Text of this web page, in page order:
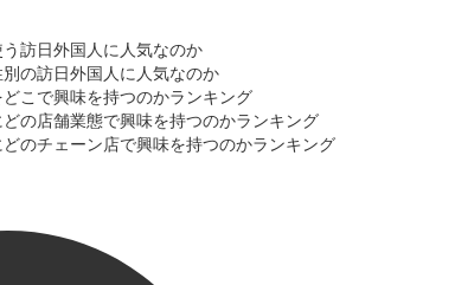
訪日外国人に人気なのか
の訪日外国人に人気なのか
こで興味を持つのかランキング
の店舗業態で興味を持つのかランキング
のチェーン店で興味を持つのかランキング